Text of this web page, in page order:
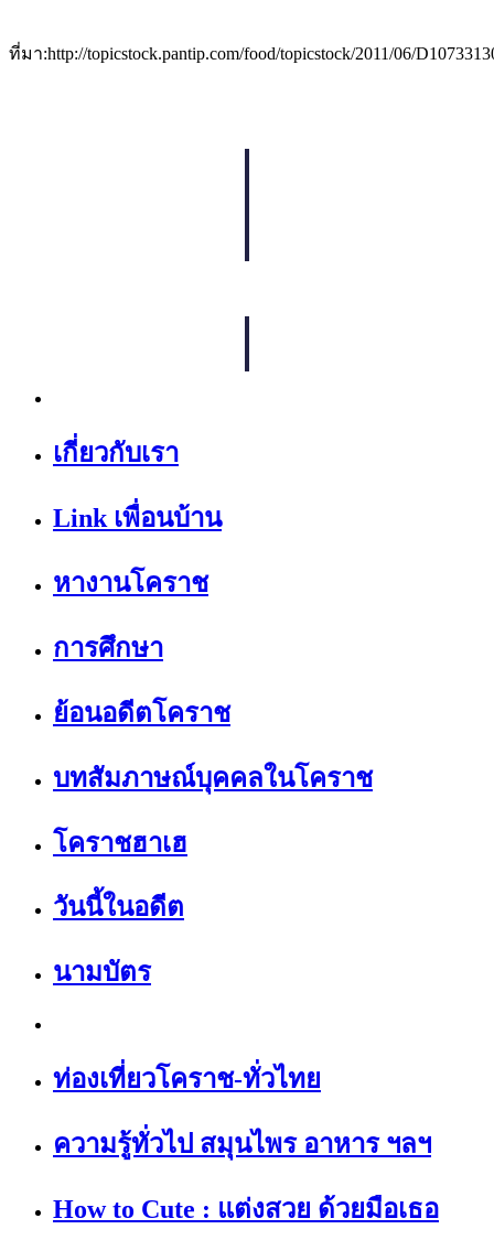
ที่มา:http://topicstock.pantip.com/food/topicstock/2011/06/
เกี่ยวกับเรา
Link เพื่อนบ้าน
หางานโคราช
การศึกษา
ย้อนอดีตโคราช
บทสัมภาษณ์บุคคลในโคราช
โคราชฮาเฮ
วันนี้ในอดีต
นามบัตร
ท่องเที่ยวโคราช-ทั่วไทย
ความรู้ทั่วไป สมุนไพร อาหาร ฯลฯ
How to Cute : แต่งสวย ด้วยมือเธอ